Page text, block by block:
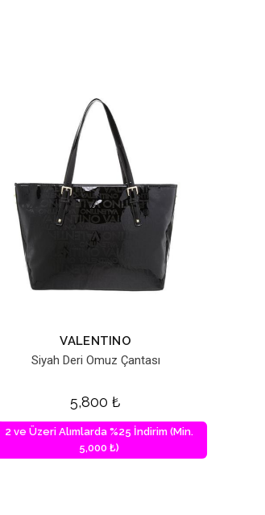
VALENTINO
Siyah Deri Omuz Çantası
5,800₺
2 ve Üzeri Alımlarda %25 İndirim (Min.
5,000 ₺)